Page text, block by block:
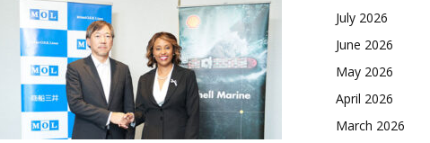
July 2026
June 2026
May 2026
April 2026
March 2026